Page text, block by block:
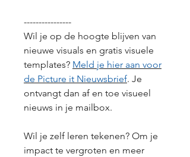
----------------
Wil je op de hoogte blijven van
nieuwe visuals en gratis visuele
templates? Meld je hier aan voor
de Picture it Nieuwsbrief. Je
ontvangt dan af en toe visueel
nieuws in je mailbox.
Wil je zelf leren tekenen? Om je
impact te vergroten en meer